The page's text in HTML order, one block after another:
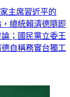
主席習近平的
總統賴清德隨即
；國民黨立委王
自稱務實台獨工